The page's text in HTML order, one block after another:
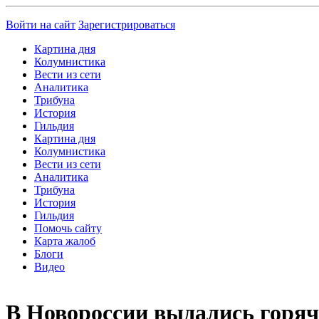
Войти на сайт Зарегистрироваться
Картина дня
Колумнистика
Вести из сети
Аналитика
Трибуна
История
Гильдия
Картина дня
Колумнистика
Вести из сети
Аналитика
Трибуна
История
Гильдия
Помочь сайту
Карта жалоб
Блоги
Видео
В Новороссии выдались